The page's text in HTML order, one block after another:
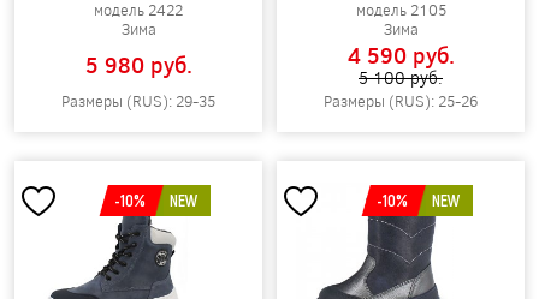
модель 2422
Зима
5 980 pуб.
Размеры (RUS): 29-35
модель 2105
Зима
4 590 pуб.
5 100 pуб.
Размеры (RUS): 25-26
-10% NEW -10% NEW